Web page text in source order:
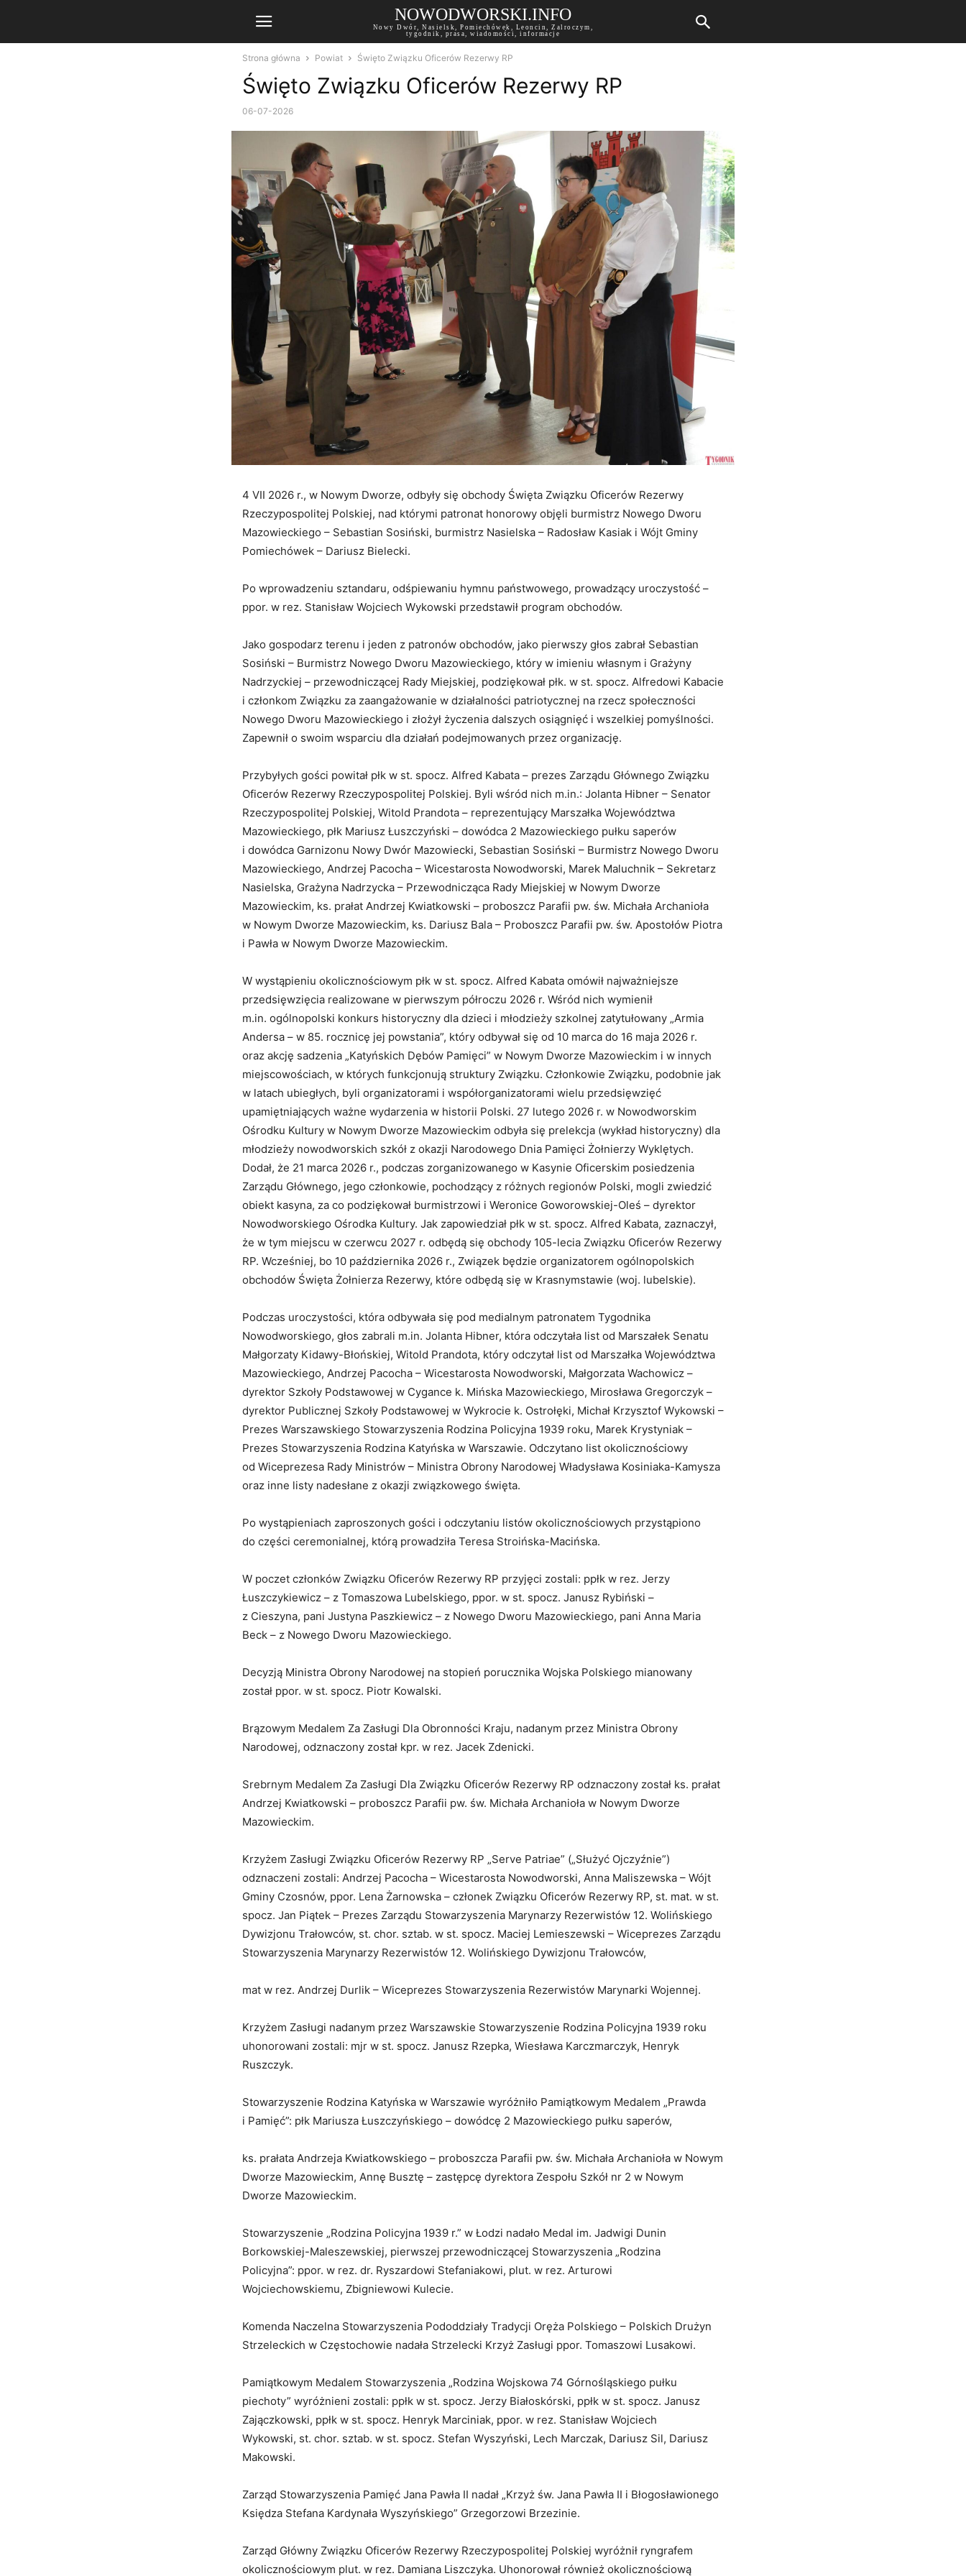
NOWODWORSKI.INFO
Nowy Dwór, Nasielsk, Pomiechówek, Leoncin, Zalroczym,
tygodnik, prasa, wiadomości, informacje
Strona główna Powiat Święto Związku Oficerów Rezerwy RP
Święto Związku Oficerów Rezerwy RP
06-07-2026
4 VII 2026 r., w Nowym Dworze, odbyły się obchody Święta Związku Oficerów Rezerwy
Rzeczypospolitej Polskiej, nad którymi patronat honorowy objęli burmistrz Nowego Dworu
Mazowieckiego – Sebastian Sosiński, burmistrz Nasielska – Radosław Kasiak i Wójt Gminy
Pomiechówek – Dariusz Bielecki.
Po wprowadzeniu sztandaru, odśpiewaniu hymnu państwowego, prowadzący uroczystość –
ppor. w rez. Stanisław Wojciech Wykowski przedstawił program obchodów.
Jako gospodarz terenu i jeden z patronów obchodów, jako pierwszy głos zabrał Sebastian
Sosiński – Burmistrz Nowego Dworu Mazowieckiego, który w imieniu własnym i Grażyny
Nadrzyckiej – przewodniczącej Rady Miejskiej, podziękował płk. w st. spocz. Alfredowi Kabacie
i członkom Związku za zaangażowanie w działalności patriotycznej na rzecz społeczności
Nowego Dworu Mazowieckiego i złożył życzenia dalszych osiągnięć i wszelkiej pomyślności.
Zapewnił o swoim wsparciu dla działań podejmowanych przez organizację.
Przybyłych gości powitał płk w st. spocz. Alfred Kabata – prezes Zarządu Głównego Związku
Oficerów Rezerwy Rzeczypospolitej Polskiej. Byli wśród nich m.in.: Jolanta Hibner – Senator
Rzeczypospolitej Polskiej, Witold Prandota – reprezentujący Marszałka Województwa
Mazowieckiego, płk Mariusz Łuszczyński – dowódca 2 Mazowieckiego pułku saperów
i dowódca Garnizonu Nowy Dwór Mazowiecki, Sebastian Sosiński – Burmistrz Nowego Dworu
Mazowieckiego, Andrzej Pacocha – Wicestarosta Nowodworski, Marek Maluchnik – Sekretarz
Nasielska, Grażyna Nadrzycka – Przewodnicząca Rady Miejskiej w Nowym Dworze
Mazowieckim, ks. prałat Andrzej Kwiatkowski – proboszcz Parafii pw. św. Michała Archanioła
w Nowym Dworze Mazowieckim, ks. Dariusz Bala – Proboszcz Parafii pw. św. Apostołów Piotra
i Pawła w Nowym Dworze Mazowieckim.
W wystąpieniu okolicznościowym płk w st. spocz. Alfred Kabata omówił najważniejsze
przedsięwzięcia realizowane w pierwszym półroczu 2026 r. Wśród nich wymienił
m.in. ogólnopolski konkurs historyczny dla dzieci i młodzieży szkolnej zatytułowany „Armia
Andersa – w 85. rocznicę jej powstania”, który odbywał się od 10 marca do 16 maja 2026 r.
oraz akcję sadzenia „Katyńskich Dębów Pamięci” w Nowym Dworze Mazowieckim i w innych
miejscowościach, w których funkcjonują struktury Związku. Członkowie Związku, podobnie jak
w latach ubiegłych, byli organizatorami i współorganizatorami wielu przedsięwzięć
upamiętniających ważne wydarzenia w historii Polski. 27 lutego 2026 r. w Nowodworskim
Ośrodku Kultury w Nowym Dworze Mazowieckim odbyła się prelekcja (wykład historyczny) dla
młodzieży nowodworskich szkół z okazji Narodowego Dnia Pamięci Żołnierzy Wyklętych.
Dodał, że 21 marca 2026 r., podczas zorganizowanego w Kasynie Oficerskim posiedzenia
Zarządu Głównego, jego członkowie, pochodzący z różnych regionów Polski, mogli zwiedzić
obiekt kasyna, za co podziękował burmistrzowi i Weronice Goworowskiej-Oleś – dyrektor
Nowodworskiego Ośrodka Kultury. Jak zapowiedział płk w st. spocz. Alfred Kabata, zaznaczył,
że w tym miejscu w czerwcu 2027 r. odbędą się obchody 105-lecia Związku Oficerów Rezerwy
RP. Wcześniej, bo 10 października 2026 r., Związek będzie organizatorem ogólnopolskich
obchodów Święta Żołnierza Rezerwy, które odbędą się w Krasnymstawie (woj. lubelskie).
Podczas uroczystości, która odbywała się pod medialnym patronatem Tygodnika
Nowodworskiego, głos zabrali m.in. Jolanta Hibner, która odczytała list od Marszałek Senatu
Małgorzaty Kidawy-Błońskiej, Witold Prandota, który odczytał list od Marszałka Województwa
Mazowieckiego, Andrzej Pacocha – Wicestarosta Nowodworski, Małgorzata Wachowicz –
dyrektor Szkoły Podstawowej w Cygance k. Mińska Mazowieckiego, Mirosława Gregorczyk –
dyrektor Publicznej Szkoły Podstawowej w Wykrocie k. Ostrołęki, Michał Krzysztof Wykowski –
Prezes Warszawskiego Stowarzyszenia Rodzina Policyjna 1939 roku, Marek Krystyniak –
Prezes Stowarzyszenia Rodzina Katyńska w Warszawie. Odczytano list okolicznościowy
od Wiceprezesa Rady Ministrów – Ministra Obrony Narodowej Władysława Kosiniaka-Kamysza
oraz inne listy nadesłane z okazji związkowego święta.
Po wystąpieniach zaproszonych gości i odczytaniu listów okolicznościowych przystąpiono
do części ceremonialnej, którą prowadziła Teresa Stroińska-Macińska.
W poczet członków Związku Oficerów Rezerwy RP przyjęci zostali: ppłk w rez. Jerzy
Łuszczykiewicz – z Tomaszowa Lubelskiego, ppor. w st. spocz. Janusz Rybiński –
z Cieszyna, pani Justyna Paszkiewicz – z Nowego Dworu Mazowieckiego, pani Anna Maria
Beck – z Nowego Dworu Mazowieckiego.
Decyzją Ministra Obrony Narodowej na stopień porucznika Wojska Polskiego mianowany
został ppor. w st. spocz. Piotr Kowalski.
Brązowym Medalem Za Zasługi Dla Obronności Kraju, nadanym przez Ministra Obrony
Narodowej, odznaczony został kpr. w rez. Jacek Zdenicki.
Srebrnym Medalem Za Zasługi Dla Związku Oficerów Rezerwy RP odznaczony został ks. prałat
Andrzej Kwiatkowski – proboszcz Parafii pw. św. Michała Archanioła w Nowym Dworze
Mazowieckim.
Krzyżem Zasługi Związku Oficerów Rezerwy RP „Serve Patriae” („Służyć Ojczyźnie”)
odznaczeni zostali: Andrzej Pacocha – Wicestarosta Nowodworski, Anna Maliszewska – Wójt
Gminy Czosnów, ppor. Lena Żarnowska – członek Związku Oficerów Rezerwy RP, st. mat. w st.
spocz. Jan Piątek – Prezes Zarządu Stowarzyszenia Marynarzy Rezerwistów 12. Wolińskiego
Dywizjonu Trałowców, st. chor. sztab. w st. spocz. Maciej Lemieszewski – Wiceprezes Zarządu
Stowarzyszenia Marynarzy Rezerwistów 12. Wolińskiego Dywizjonu Trałowców,
mat w rez. Andrzej Durlik – Wiceprezes Stowarzyszenia Rezerwistów Marynarki Wojennej.
Krzyżem Zasługi nadanym przez Warszawskie Stowarzyszenie Rodzina Policyjna 1939 roku
uhonorowani zostali: mjr w st. spocz. Janusz Rzepka, Wiesława Karczmarczyk, Henryk
Ruszczyk.
Stowarzyszenie Rodzina Katyńska w Warszawie wyróżniło Pamiątkowym Medalem „Prawda
i Pamięć”: płk Mariusza Łuszczyńskiego – dowódcę 2 Mazowieckiego pułku saperów,
ks. prałata Andrzeja Kwiatkowskiego – proboszcza Parafii pw. św. Michała Archanioła w Nowym
Dworze Mazowieckim, Annę Busztę – zastępcę dyrektora Zespołu Szkół nr 2 w Nowym
Dworze Mazowieckim.
Stowarzyszenie „Rodzina Policyjna 1939 r.” w Łodzi nadało Medal im. Jadwigi Dunin
Borkowskiej-Maleszewskiej, pierwszej przewodniczącej Stowarzyszenia „Rodzina
Policyjna”: ppor. w rez. dr. Ryszardowi Stefaniakowi, plut. w rez. Arturowi
Wojciechowskiemu, Zbigniewowi Kulecie.
Komenda Naczelna Stowarzyszenia Pododdziały Tradycji Oręża Polskiego – Polskich Drużyn
Strzeleckich w Częstochowie nadała Strzelecki Krzyż Zasługi ppor. Tomaszowi Lusakowi.
Pamiątkowym Medalem Stowarzyszenia „Rodzina Wojskowa 74 Górnośląskiego pułku
piechoty” wyróżnieni zostali: ppłk w st. spocz. Jerzy Białoskórski, ppłk w st. spocz. Janusz
Zajączkowski, ppłk w st. spocz. Henryk Marciniak, ppor. w rez. Stanisław Wojciech
Wykowski, st. chor. sztab. w st. spocz. Stefan Wyszyński, Lech Marczak, Dariusz Sil, Dariusz
Makowski.
Zarząd Stowarzyszenia Pamięć Jana Pawła II nadał „Krzyż św. Jana Pawła II i Błogosławionego
Księdza Stefana Kardynała Wyszyńskiego” Grzegorzowi Brzezinie.
Zarząd Główny Związku Oficerów Rezerwy Rzeczypospolitej Polskiej wyróżnił ryngrafem
okolicznościowym plut. w rez. Damiana Liszczyka. Uhonorował również okolicznościową